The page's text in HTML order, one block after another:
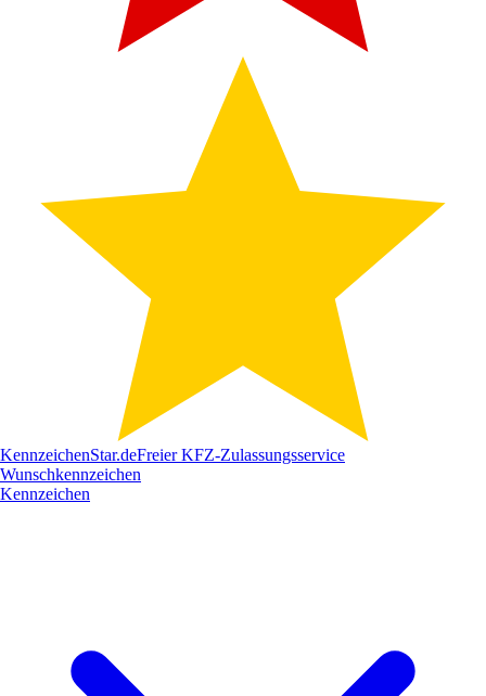
KennzeichenStar.deFreier KFZ-Zulassungsservice
Wunschkennzeichen
Kennzeichen